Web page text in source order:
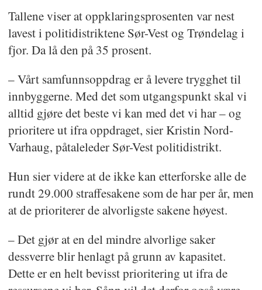
Tallene viser at oppklaringsprosenten var nest
lavest i politidistriktene Sør-Vest og Trøndelag i
fjor. Da lå den på 35 prosent.
– Vårt samfunnsoppdrag er å levere trygghet til
innbyggerne. Med det som utgangspunkt skal vi
alltid gjøre det beste vi kan med det vi har – og
prioritere ut ifra oppdraget, sier Kristin Nord-
Varhaug, påtaleleder Sør-Vest politidistrikt.
Hun sier videre at de ikke kan etterforske alle de
rundt 29.000 straffesakene som de har per år, men
at de prioriterer de alvorligste sakene høyest.
– Det gjør at en del mindre alvorlige saker
dessverre blir henlagt på grunn av kapasitet.
Dette er en helt bevisst prioritering ut ifra de